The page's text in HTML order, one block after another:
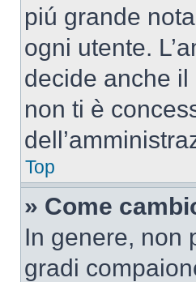
piú grande
ogni utente.
decide anche
non ti è
Top
» Come
In genere, non
gradi